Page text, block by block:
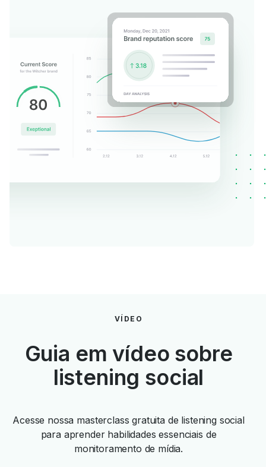
VÍDEO
Guia em vídeo sobre
listening social
Acesse nossa masterclass gratuita de listening social
para aprender habilidades essenciais de
monitoramento de mídia.